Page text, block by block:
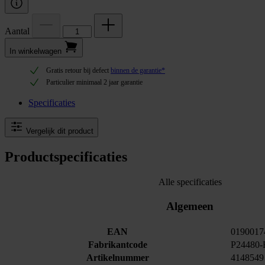
Aantal
In winkel­wagen
Gratis retour bij defect binnen de garantie*
Particulier minimaal 2 jaar garantie
Specificaties
Vergelijk dit product
Productspecificaties
Alle specificaties
Algemeen
EAN
Fabrikantcode
P24480-
Artikelnummer
4148549